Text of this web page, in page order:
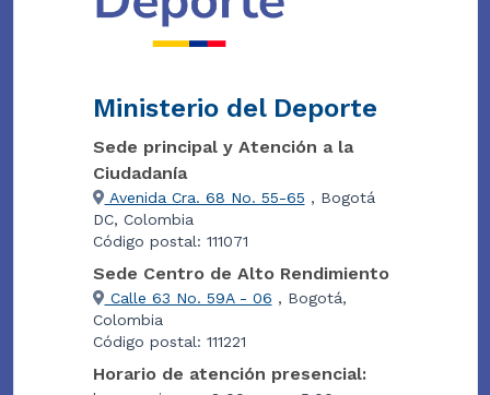
Ministerio del Deporte
Sede principal y Atención a la
Ciudadanía
Avenida Cra. 68 No. 55-65 , Bogotá
DC, Colombia
Código postal: 111071
Sede Centro de Alto Rendimiento
Calle 63 No. 59A - 06 , Bogotá,
Colombia
Código postal: 111221
Horario de atención presencial: